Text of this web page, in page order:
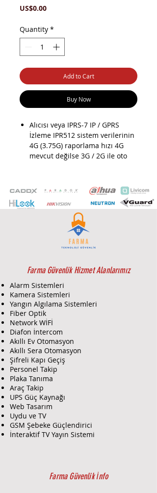
US$0.00Price
Quantity *
Add to Cart
Buy Now
Alıcısı veya IPRS-7 IP / GPRS
İzleme IPR512 sistem verilerinin
4G (3.75G) raporlama hızı 4G
mevcut değilse 3G / 2G ile oto
için destek
Kontrol paneli iletişim denetimi
Akıllı telefon uygulama erişimi
için gelecek hazırlanıyor (üçüncü
çeyrek 2016)
PCS260 / 265 kısa mesaj (SMS)
yoluyla sistemini kurma ya da
kapak kaldırma)
Şifreli haberleşme (128-bit)
Farma Güvenlik Hizmet Alanlarımız
Alarm Sistemleri
Kamera Sistemleri
Yangın Algılama Sistemleri
Fiber Optik
Network WİFİ
Diafon İntercom
Akıllı Ev Otomasyon
Akıllı Sera Otomasyon
Şifreli Kapı Geçiş
Personel Takip
Plaka Tanıma
Araç Takip
UPS Güç Kaynağı
Web Tasarım
Uydu ve TV
GSM Şebeke Güçlendirici
İnteraktif TV Yayın Sistemi
Farma Güvenlik İnfo